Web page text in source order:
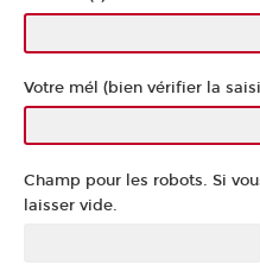
Votre mél (bien vérifier la
Champ pour les robots. Si
laisser vide.